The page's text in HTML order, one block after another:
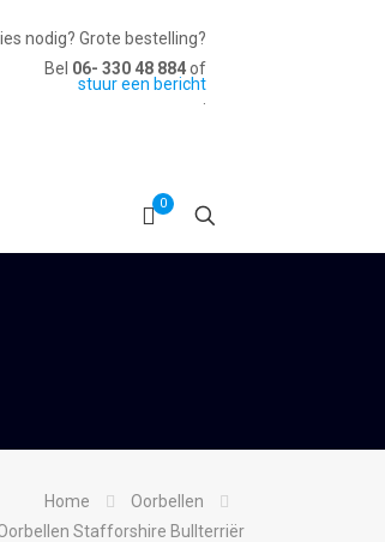
nodig? Grote bestelling?
Bel 06- 330 48 884of
stuur een bericht
0
Home
Oorbellen
Stafforshire Bullterriër